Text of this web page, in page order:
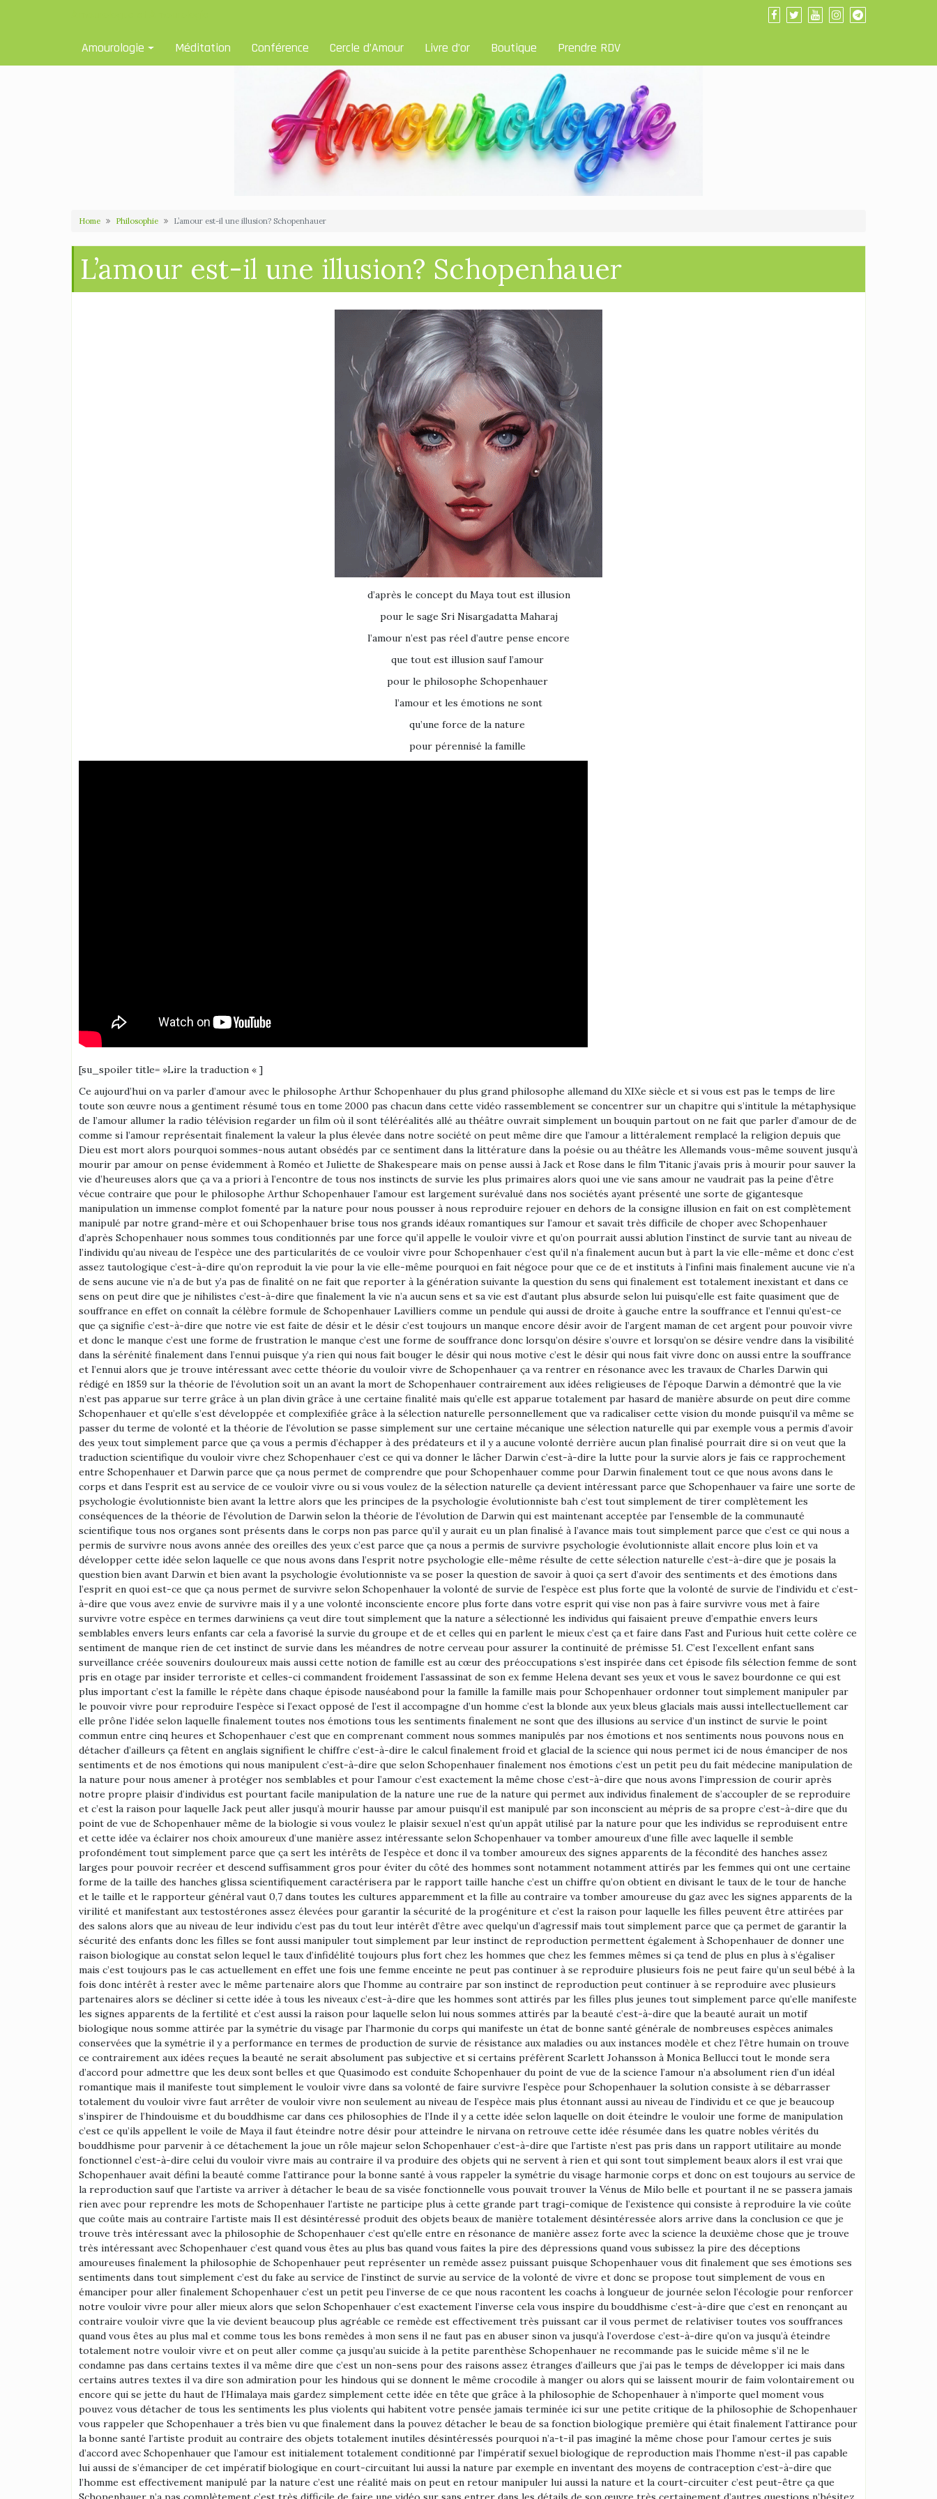
Amourologie Méditation Conférence Cercle d’Amour Livre d’or Boutique Prendre RDV
Home Philosophie L’amour est-il une illusion? Schopenhauer
L’amour est-il une illusion? Schopenhauer
d’après le concept du Maya tout est illusion
pour le sage Sri Nisargadatta Maharaj
l’amour n’est pas réel d’autre pense encore
que tout est illusion sauf l’amour
pour le philosophe Schopenhauer
l’amour et les émotions ne sont
qu’une force de la nature
pour pérennisé la famille
[su_spoiler title= »Lire la traduction « ]
Ce aujourd’hui on va parler d’amour avec le philosophe Arthur Schopenhauer du plus grand philosophe allemand du XIXe siècle et si vous est pas le temps de lire toute son œuvre nous a gentiment résumé tous en tome 2000 pas chacun dans cette vidéo rassemblement se concentrer sur un chapitre qui s’intitule la métaphysique de l’amour allumer la radio télévision regarder un film où il sont téléréalités allé au théâtre ouvrait simplement un bouquin partout on ne fait que parler d’amour de de comme si l’amour représentait finalement la valeur la plus élevée dans notre société on peut même dire que l’amour a littéralement remplacé la religion depuis que Dieu est mort alors pourquoi sommes-nous autant obsédés par ce sentiment dans la littérature dans la poésie ou au théâtre les Allemands vous-même souvent jusqu’à mourir par amour on pense évidemment à Roméo et Juliette de Shakespeare mais on pense aussi à Jack et Rose dans le film Titanic j’avais pris à mourir pour sauver la vie d’heureuses alors que ça va a priori à l’encontre de tous nos instincts de survie les plus primaires alors quoi une vie sans amour ne vaudrait pas la peine d’être vécue contraire que pour le philosophe Arthur Schopenhauer l’amour est largement surévalué dans nos sociétés ayant présenté une sorte de gigantesque manipulation un immense complot fomenté par la nature pour nous pousser à nous reproduire rejouer en dehors de la consigne illusion en fait on est complètement manipulé par notre grand-mère et oui Schopenhauer brise tous nos grands idéaux romantiques sur l’amour et savait très difficile de choper avec Schopenhauer d’après Schopenhauer nous sommes tous conditionnés par une force qu’il appelle le vouloir vivre et qu’on pourrait aussi ablution l’instinct de survie tant au niveau de l’individu qu’au niveau de l’espèce une des particularités de ce vouloir vivre pour Schopenhauer c’est qu’il n’a finalement aucun but à part la vie elle-même et donc c’est assez tautologique c’est-à-dire qu’on reproduit la vie pour la vie elle-même pourquoi en fait négoce pour que ce de et instituts à l’infini mais finalement aucune vie n’a de sens aucune vie n’a de but y’a pas de finalité on ne fait que reporter à la génération suivante la question du sens qui finalement est totalement inexistant et dans ce sens on peut dire que je nihilistes c’est-à-dire que finalement la vie n’a aucun sens et sa vie est d’autant plus absurde selon lui puisqu’elle est faite quasiment que de souffrance en effet on connaît la célèbre formule de Schopenhauer Lavilliers comme un pendule qui aussi de droite à gauche entre la souffrance et l’ennui qu’est-ce que ça signifie c’est-à-dire que notre vie est faite de désir et le désir c’est toujours un manque encore désir avoir de l’argent maman de cet argent pour pouvoir vivre et donc le manque c’est une forme de frustration le manque c’est une forme de souffrance donc lorsqu’on désire s’ouvre et lorsqu’on se désire vendre dans la visibilité dans la sérénité finalement dans l’ennui puisque y’a rien qui nous fait bouger le désir qui nous motive c’est le désir qui nous fait vivre donc on aussi entre la souffrance et l’ennui alors que je trouve intéressant avec cette théorie du vouloir vivre de Schopenhauer ça va rentrer en résonance avec les travaux de Charles Darwin qui rédigé en 1859 sur la théorie de l’évolution soit un an avant la mort de Schopenhauer contrairement aux idées religieuses de l’époque Darwin a démontré que la vie n’est pas apparue sur terre grâce à un plan divin grâce à une certaine finalité mais qu’elle est apparue totalement par hasard de manière absurde on peut dire comme Schopenhauer et qu’elle s’est développée et complexifiée grâce à la sélection naturelle personnellement que va radicaliser cette vision du monde puisqu’il va même se passer du terme de volonté et la théorie de l’évolution se passe simplement sur une certaine mécanique une sélection naturelle qui par exemple vous a permis d’avoir des yeux tout simplement parce que ça vous a permis d’échapper à des prédateurs et il y a aucune volonté derrière aucun plan finalisé pourrait dire si on veut que la traduction scientifique du vouloir vivre chez Schopenhauer c’est ce qui va donner le lâcher Darwin c’est-à-dire la lutte pour la survie alors je fais ce rapprochement entre Schopenhauer et Darwin parce que ça nous permet de comprendre que pour Schopenhauer comme pour Darwin finalement tout ce que nous avons dans le corps et dans l’esprit est au service de ce vouloir vivre ou si vous voulez de la sélection naturelle ça devient intéressant parce que Schopenhauer va faire une sorte de psychologie évolutionniste bien avant la lettre alors que les principes de la psychologie évolutionniste bah c’est tout simplement de tirer complètement les conséquences de la théorie de l’évolution de Darwin selon la théorie de l’évolution de Darwin qui est maintenant acceptée par l’ensemble de la communauté scientifique tous nos organes sont présents dans le corps non pas parce qu’il y aurait eu un plan finalisé à l’avance mais tout simplement parce que c’est ce qui nous a permis de survivre nous avons année des oreilles des yeux c’est parce que ça nous a permis de survivre psychologie évolutionniste allait encore plus loin et va développer cette idée selon laquelle ce que nous avons dans l’esprit notre psychologie elle-même résulte de cette sélection naturelle c’est-à-dire que je posais la question bien avant Darwin et bien avant la psychologie évolutionniste va se poser la question de savoir à quoi ça sert d’avoir des sentiments et des émotions dans l’esprit en quoi est-ce que ça nous permet de survivre selon Schopenhauer la volonté de survie de l’espèce est plus forte que la volonté de survie de l’individu et c’est-à-dire que vous avez envie de survivre mais il y a une volonté inconsciente encore plus forte dans votre esprit qui vise non pas à faire survivre vous met à faire survivre votre espèce en termes darwiniens ça veut dire tout simplement que la nature a sélectionné les individus qui faisaient preuve d’empathie envers leurs semblables envers leurs enfants car cela a favorisé la survie du groupe et de et celles qui en parlent le mieux c’est ça et faire dans Fast and Furious huit cette colère ce sentiment de manque rien de cet instinct de survie dans les méandres de notre cerveau pour assurer la continuité de prémisse 51. C’est l’excellent enfant sans surveillance créée souvenirs douloureux mais aussi cette notion de famille est au cœur des préoccupations s’est inspirée dans cet épisode fils sélection femme de sont pris en otage par insider terroriste et celles-ci commandent froidement l’assassinat de son ex femme Helena devant ses yeux et vous le savez bourdonne ce qui est plus important c’est la famille le répète dans chaque épisode nauséabond pour la famille la famille mais pour Schopenhauer ordonner tout simplement manipuler par le pouvoir vivre pour reproduire l’espèce si l’exact opposé de l’est il accompagne d’un homme c’est la blonde aux yeux bleus glacials mais aussi intellectuellement car elle prône l’idée selon laquelle finalement toutes nos émotions tous les sentiments finalement ne sont que des illusions au service d’un instinct de survie le point commun entre cinq heures et Schopenhauer c’est que en comprenant comment nous sommes manipulés par nos émotions et nos sentiments nous pouvons nous en détacher d’ailleurs ça fêtent en anglais signifient le chiffre c’est-à-dire le calcul finalement froid et glacial de la science qui nous permet ici de nous émanciper de nos sentiments et de nos émotions qui nous manipulent c’est-à-dire que selon Schopenhauer finalement nos émotions c’est un petit peu du fait médecine manipulation de la nature pour nous amener à protéger nos semblables et pour l’amour c’est exactement la même chose c’est-à-dire que nous avons l’impression de courir après notre propre plaisir d’individus est pourtant facile manipulation de la nature une rue de la nature qui permet aux individus finalement de s’accoupler de se reproduire et c’est la raison pour laquelle Jack peut aller jusqu’à mourir hausse par amour puisqu’il est manipulé par son inconscient au mépris de sa propre c’est-à-dire que du point de vue de Schopenhauer même de la biologie si vous voulez le plaisir sexuel n’est qu’un appât utilisé par la nature pour que les individus se reproduisent entre et cette idée va éclairer nos choix amoureux d’une manière assez intéressante selon Schopenhauer va tomber amoureux d’une fille avec laquelle il semble profondément tout simplement parce que ça sert les intérêts de l’espèce et donc il va tomber amoureux des signes apparents de la fécondité des hanches assez larges pour pouvoir recréer et descend suffisamment gros pour éviter du côté des hommes sont notamment notamment attirés par les femmes qui ont une certaine forme de la taille des hanches glissa scientifiquement caractérisera par le rapport taille hanche c’est un chiffre qu’on obtient en divisant le taux de le tour de hanche et le taille et le rapporteur général vaut 0,7 dans toutes les cultures apparemment et la fille au contraire va tomber amoureuse du gaz avec les signes apparents de la virilité et manifestant aux testostérones assez élevées pour garantir la sécurité de la progéniture et c’est la raison pour laquelle les filles peuvent être attirées par des salons alors que au niveau de leur individu c’est pas du tout leur intérêt d’être avec quelqu’un d’agressif mais tout simplement parce que ça permet de garantir la sécurité des enfants donc les filles se font aussi manipuler tout simplement par leur instinct de reproduction permettent également à Schopenhauer de donner une raison biologique au constat selon lequel le taux d’infidélité toujours plus fort chez les hommes que chez les femmes mêmes si ça tend de plus en plus à s’égaliser mais c’est toujours pas le cas actuellement en effet une fois une femme enceinte ne peut pas continuer à se reproduire plusieurs fois ne peut faire qu’un seul